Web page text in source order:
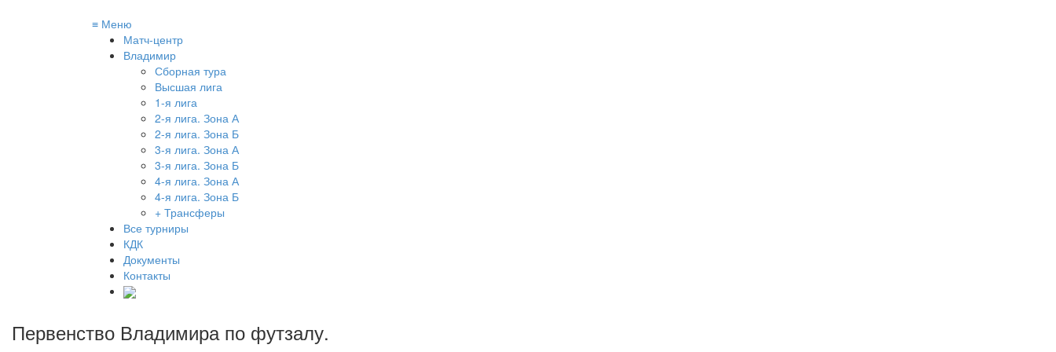
≡ Меню
Матч-центр
Владимир
Сборная тура
Высшая лига
1-я лига
2-я лига. Зона А
2-я лига. Зона Б
3-я лига. Зона А
3-я лига. Зона Б
4-я лига. Зона А
4-я лига. Зона Б
+ Трансферы
Все турниры
КДК
Документы
Контакты
Первенство Владимира по футзалу.